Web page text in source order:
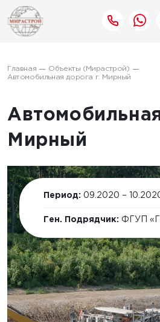
Главная
Объекты (Мирастрой)
Автомобильная дорога г. Мирный
Мирный
Период: 09.2020 –
Ген. Подрядчик: ФГУП